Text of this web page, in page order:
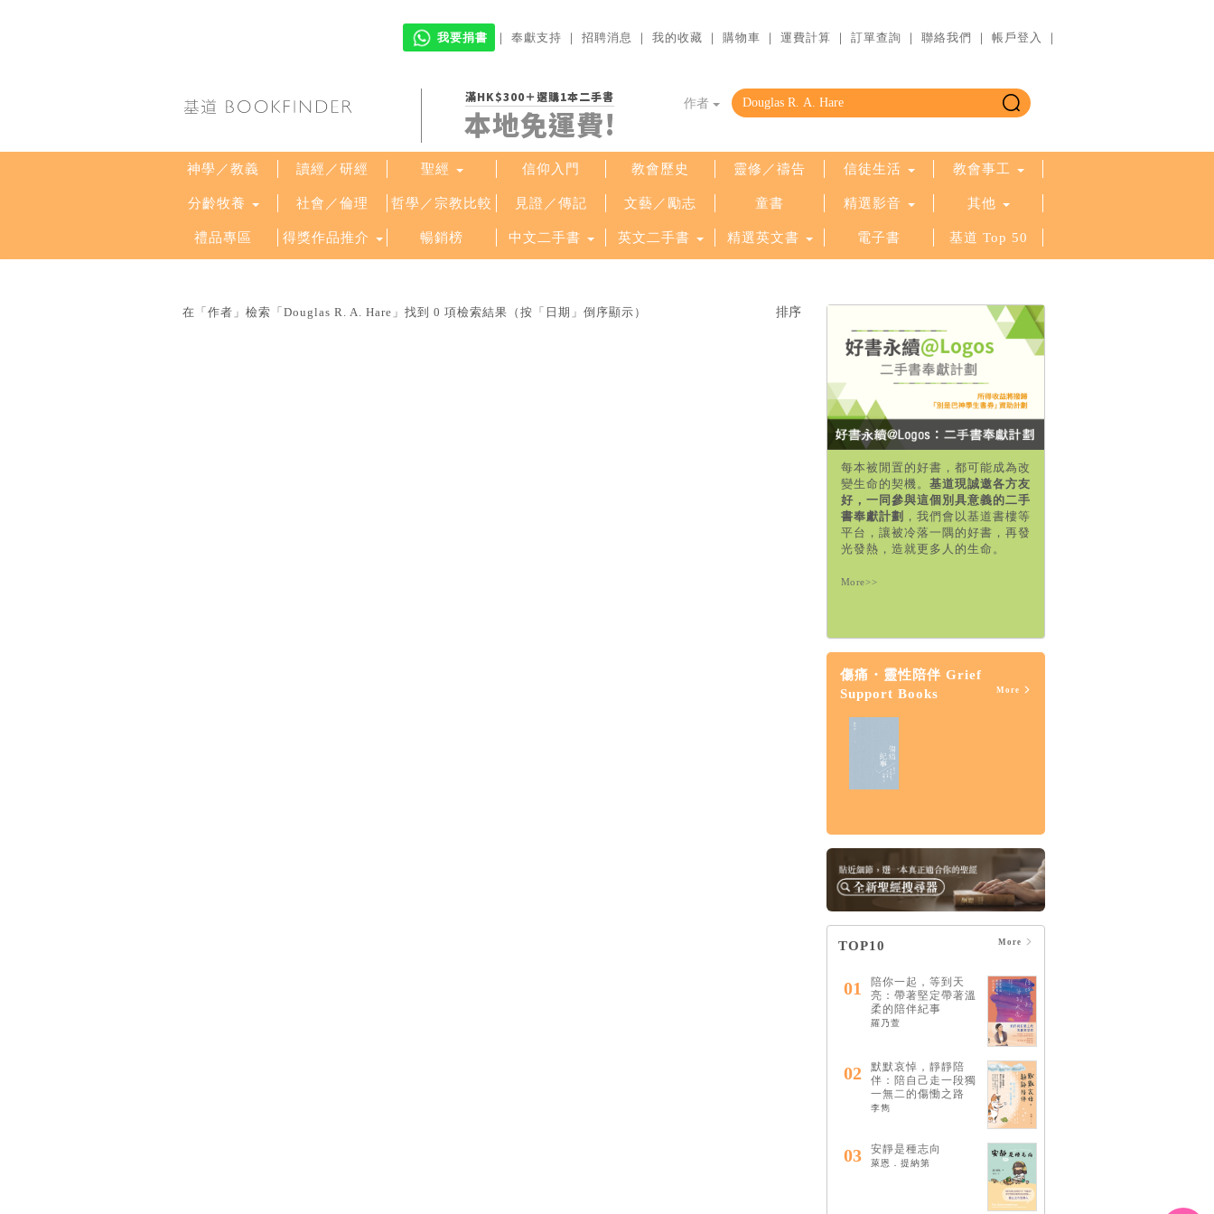
我要捐書 ｜ 奉獻支持 ｜ 招聘消息 ｜ 我的收藏 ｜ 購物車 ｜ 運費計算 ｜ 訂單查詢 ｜ 聯絡我們 ｜ 帳戶登入 ｜
滿HK$300＋選購1本二手書
本地免運費!
作者
神學／教義 讀經／研經 聖經 信仰入門 教會歷史 靈修／禱告 信徒生活 教會事工
分齡牧養 社會／倫理 哲學／宗教比較 見證／傳記 文藝／勵志 童書 精選影音 其他
禮品專區 得獎作品推介 暢銷榜 中文二手書 英文二手書 精選英文書 電子書 基道 Top 50
在「作者」檢索「Douglas R. A. Hare」找到 0 項檢索結果（按「日期」倒序顯示）
每本被閒置的好書，都可能成為改
變生命的契機。 基道現誠邀各方友
好，一同參與這個別具意義的二手
書奉獻計劃 ，我們會以基道書樓等
平台，讓被冷落一隅的好書，再發
光發熱，造就更多人的生命。
More>>
傷痛・靈性陪伴 Grief
Support Books
More
存的日子，在終末期
盼之下
HK$131 $138
TOP10 More
01
陪你一起，等到天
亮：帶著堅定帶著溫
柔的陪伴紀事
羅乃萱
02
默默哀悼，靜靜陪
伴：陪自己走一段獨
一無二的傷慟之路
李雋
03 安靜是種志向
萊恩．提納第